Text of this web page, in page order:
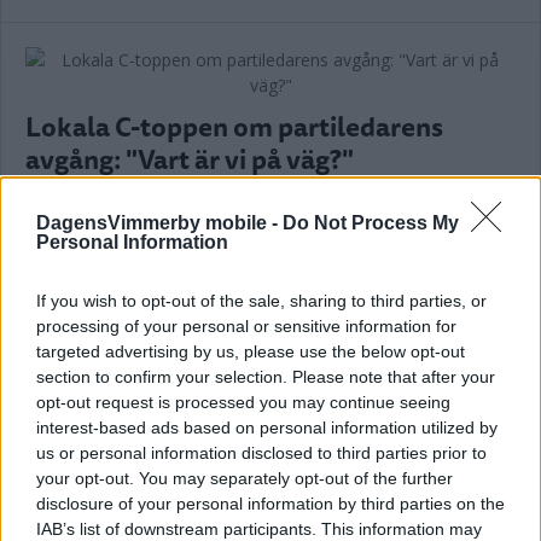
DagensVimmerby mobile - Do Not Process My
Personal Information
If you wish to opt-out of the sale, sharing to third parties, or
processing of your personal or sensitive information for
targeted advertising by us, please use the below opt-out
section to confirm your selection. Please note that after your
opt-out request is processed you may continue seeing
interest-based ads based on personal information utilized by
us or personal information disclosed to third parties prior to
your opt-out. You may separately opt-out of the further
disclosure of your personal information by third parties on the
IAB’s list of downstream participants. This information may
Lokala C-toppen om partiledarens
avgång: "Vart är vi på väg?"
Annons:
CENTERPARTIETS PARTILEDARE
AVGÅR EFTER HAT OCH HOT
POLITIK 15 oktober 2025 08.22